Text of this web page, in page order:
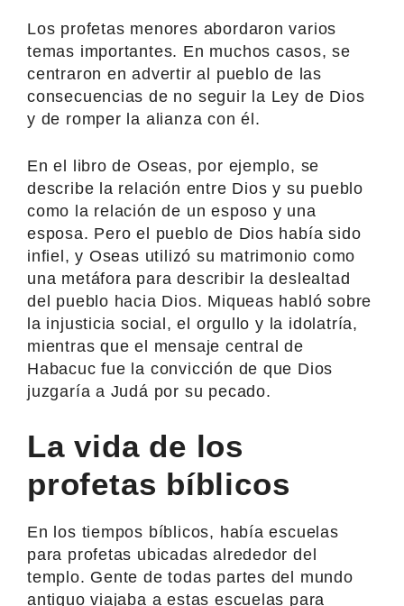
Los profetas menores abordaron varios
temas importantes. En muchos casos, se
centraron en advertir al pueblo de las
consecuencias de no seguir la Ley de Dios
y de romper la alianza con él.
En el libro de Oseas, por ejemplo, se
describe la relación entre Dios y su pueblo
como la relación de un esposo y una
esposa. Pero el pueblo de Dios había sido
infiel, y Oseas utilizó su matrimonio como
una metáfora para describir la deslealtad
del pueblo hacia Dios. Miqueas habló sobre
la injusticia social, el orgullo y la idolatría,
mientras que el mensaje central de
Habacuc fue la convicción de que Dios
juzgaría a Judá por su pecado.
La vida de los
profetas bíblicos
En los tiempos bíblicos, había escuelas
para profetas ubicadas alrededor del
templo. Gente de todas partes del mundo
antiguo viajaba a estas escuelas para